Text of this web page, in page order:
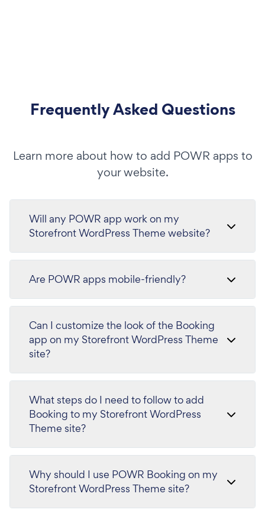
Frequently Asked Questions
Learn more about how to add POWR apps to
your website.
Will any POWR app work on my
Storefront WordPress Theme website?
Are POWR apps mobile-friendly?
Can I customize the look of the Booking
app on my Storefront WordPress Theme
site?
What steps do I need to follow to add
Booking to my Storefront WordPress
Theme site?
Why should I use POWR Booking on my
Storefront WordPress Theme site?